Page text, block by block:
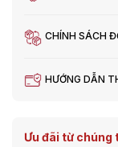
CHÍNH SÁCH
HƯỚNG DẪN
Ưu đãi từ chúng